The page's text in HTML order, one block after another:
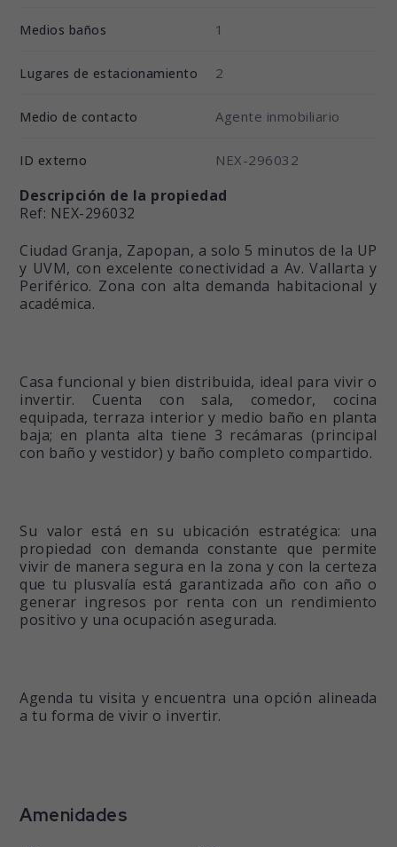
Medios baños 1
Lugares de estacionamiento 2
Medio de contacto Agente inmobiliario
ID externo NEX-296032
Descripción de la propiedad
Ref: NEX-296032
Ciudad Granja, Zapopan, a solo 5 minutos de la UP
y UVM, con excelente conectividad a Av. Vallarta y
Periférico. Zona con alta demanda habitacional y
académica.
Casa funcional y bien distribuida, ideal para vivir o
invertir. Cuenta con sala, comedor, cocina
equipada, terraza interior y medio baño en planta
baja; en planta alta tiene 3 recámaras (principal
con baño y vestidor) y baño completo compartido.
Su valor está en su ubicación estratégica: una
propiedad con demanda constante que permite
vivir de manera segura en la zona y con la certeza
que tu plusvalía está garantizada año con año o
generar ingresos por renta con un rendimiento
positivo y una ocupación asegurada.
Agenda tu visita y encuentra una opción alineada
a tu forma de vivir o invertir.
Amenidades